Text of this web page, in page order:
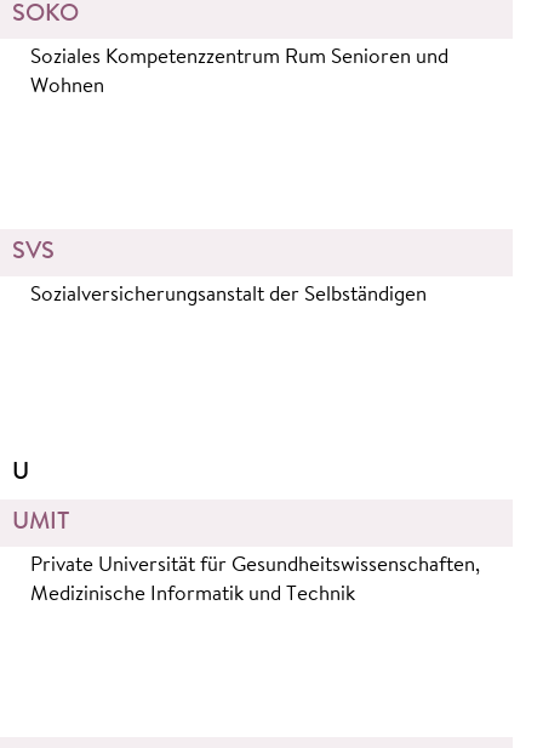
SOKO
Soziales Kompetenzzentrum Rum Senioren und
Wohnen
SVS
Sozialversicherungsanstalt der Selbständigen
U
UMIT
Private Universität für Gesundheitswissenschaften,
Medizinische Informatik und Technik